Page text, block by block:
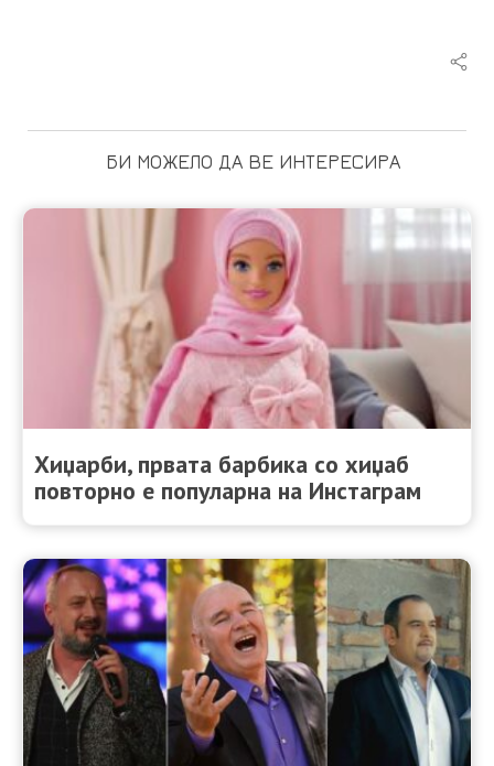
БИ МОЖЕЛО ДА ВЕ ИНТЕРЕСИРА
Хиџарби, првата барбика со хиџаб
повторно е популарна на Инстаграм